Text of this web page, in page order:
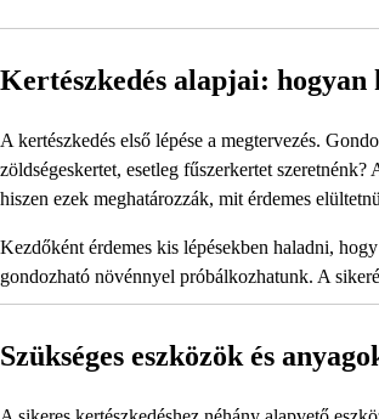
Kertészkedés alapjai: hogyan
A kertészkedés első lépése a megtervezés.
zöldségeskertet, esetleg fűszerkertet
hiszen ezek meghatározzák, mit érdemes
Kezdőként érdemes kis lépésekben haladni,
gondozható növénnyel próbálkozhatunk. A
Szükséges eszközök és